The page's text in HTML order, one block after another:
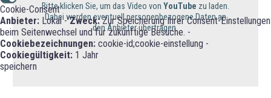
Cookie-Consent
Anbieter: Lokal -Zweck:Zur Speicherung Ihrer Consent-Einstellungen
beim Seitenwechsel und für zukünftige Besuche. -
Cookiebezeichnungen: cookie-id;cookie-einstellung -
Cookiegültigkeit: 1 Jahr
speichern
Bitte klicken Sie, um das Video von YouTube zu laden.
Dabei werden eventuell personenbezogene Daten an
den Anbieter übertragen.